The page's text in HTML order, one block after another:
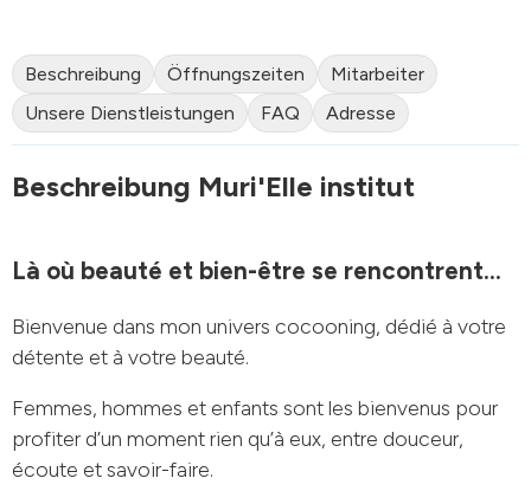
Beschreibung Öffnungszeiten
Mitarbeiter
Unsere Dienstleistungen
FAQ Adresse
Beschreibung Muri'Elle institut
Là où beauté et bien-être se rencontrent...
Bienvenue dans mon univers cocooning, dédié à votre
détente et à votre beauté.
Femmes, hommes et enfants sont les bienvenus pour
profiter d’un moment rien qu’à eux, entre douceur,
écoute et savoir-faire.